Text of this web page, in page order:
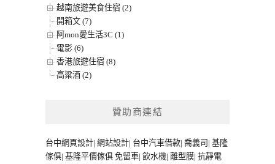
越南旅遊美食住宿 (2)
開箱文 (7)
阿mon愛生活3C (1)
電影 (6)
香港旅遊住宿 (8)
高粱酒 (2)
贊助商連結
台中網頁設計| 網站設計| 台中汽車借款| 喬義司 | 基隆
傢俱| 基隆平價傢俱 免留車| 飲水機| 離型膜| 抗靜電